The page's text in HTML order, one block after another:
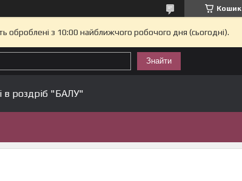
Кошик
оброблені з 10:00 найближчого робочого дня (сьогодні).
Знайти
в роздріб "БАЛУ"